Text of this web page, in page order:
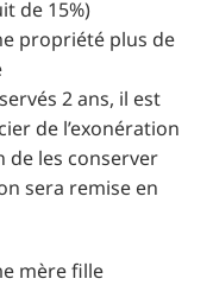
de 15%)
propriété plus de
2 ans, il est
de l’exonération
de les conserver
sera remise en
mère fille